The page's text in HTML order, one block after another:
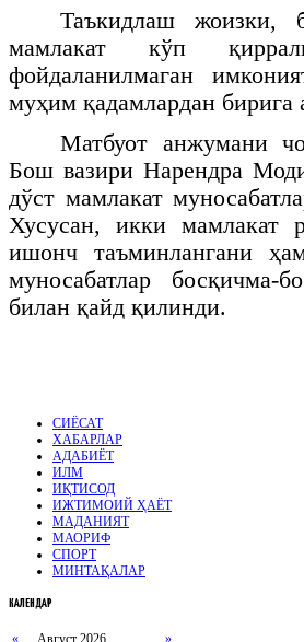
Таъкидлаш жоизки,
мамлакат кўп
фойдаланилмаган
муҳим қадамлардан бирига
Матбуот анжумани
Бош вазири Нарендра
дўст мамлакат
Хусусан, икки мамлакат
ишонч таъминлангани
муносабатлар босқичма-
билан қайд қилинди.
СИЁСАТ
ХАБАРЛАР
АДАБИЁТ
ИЛМ
ИҚТИСОД
ИЖТИМОИЙ ҲАЁТ
МАДАНИЯТ
МАОРИФ
СПОРТ
МИНТАҚАЛАР
КАЛЕНДАР
« Август 2026 »